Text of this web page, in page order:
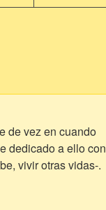
de vez en cuando
dedicado a ello con
vivir otras vidas-.